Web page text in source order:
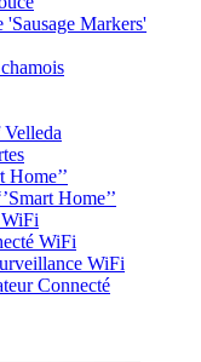
'Sausage Markers'
Home’’
Home’’
WiFi
WiFi
Connecté